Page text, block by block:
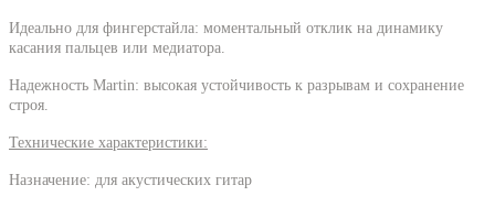
Идеально для фингерстайла: моментальный отклик на динамику
касания пальцев или медиатора.
Надежность Martin: высокая устойчивость к разрывам и сохранение
строя.
Технические характеристики:
Назначение: для акустических гитар